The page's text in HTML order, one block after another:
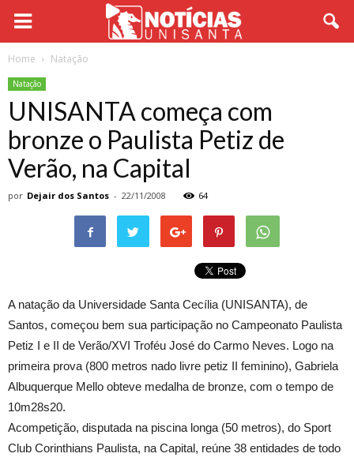
Home Natação
Natação
UNISANTA começa com
bronze o Paulista Petiz de
Verão, na Capital
por Dejair dos Santos - 22/11/2008 64
A natação da Universidade Santa Cecília (UNISANTA), de
Santos, começou bem sua participação no Campeonato Paulista
Petiz I e II de Verão/XVI Troféu José do Carmo Neves. Logo na
primeira prova (800 metros nado livre petiz II feminino), Gabriela
Albuquerque Mello obteve medalha de bronze, com o tempo de
10m28s20.
Acompetição, disputada na piscina longa (50 metros), do Sport
Club Corinthians Paulista, na Capital, reúne 38 entidades de todo